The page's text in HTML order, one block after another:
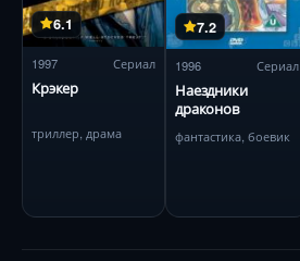
6.1
1997 Сериал
Крэкер
триллер, драма
7.2
1996 Сериал
Наездники
драконов
фантастика, боевик